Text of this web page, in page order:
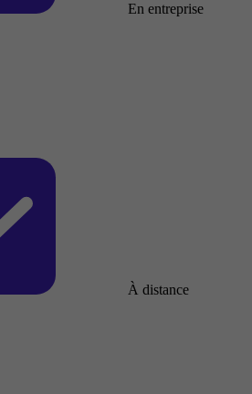
En entreprise
À distance